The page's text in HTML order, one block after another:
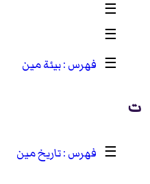
☰
☰
☰
بيئة مين
ت
☰ تاريخ مين